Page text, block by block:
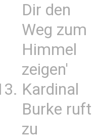
Dir den
Weg zum
Himmel
zeigen'
Kardinal
Burke ruft
zu